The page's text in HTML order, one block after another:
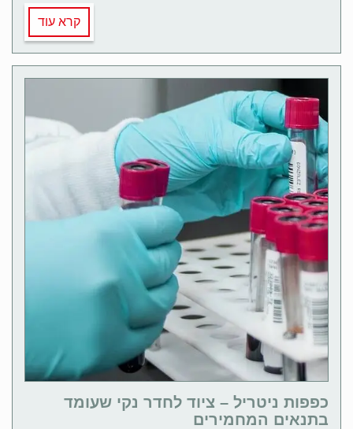
קרא עוד
כפפות ניטריל – ציוד לחדר נקי שעומד
בתנאים המחמירים